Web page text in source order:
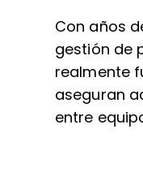
Con años
gestión de
realmente
aseguran
entre